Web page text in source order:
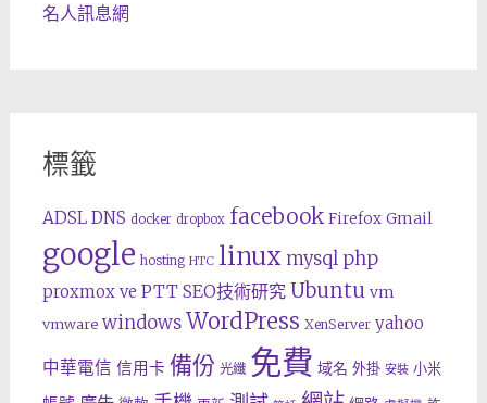
名人訊息網
標籤
ADSL DNS docker dropbox facebook Firefox Gmail
google hosting HTC linux mysql php
proxmox ve PTT SEO技術研究 Ubuntu vm
vmware windows WordPress XenServer yahoo
中華電信 信用卡 備份 光纖 免費 域名 外掛 安裝 小米